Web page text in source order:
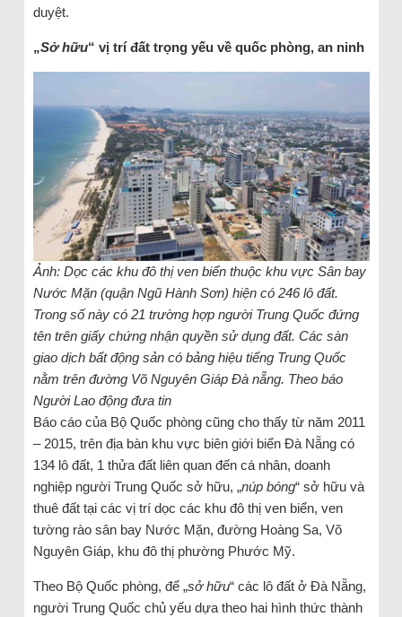
duyệt.
„Sở hữu“ vị trí đất trọng yếu về quốc phòng, an ninh
Ảnh: Dọc các khu đô thị ven biển thuộc khu vực Sân bay
Nước Mặn (quận Ngũ Hành Sơn) hiện có 246 lô đất.
Trong số này có 21 trường hợp người Trung Quốc đứng
tên trên giấy chứng nhận quyền sử dụng đất. Các sàn
giao dịch bất động sản có bảng hiệu tiếng Trung Quốc
nằm trên đường Võ Nguyên Giáp Đà nẵng. Theo báo
Người Lao động đưa tin
Báo cáo của Bộ Quốc phòng cũng cho thấy từ năm 2011
– 2015, trên địa bàn khu vực biên giới biển Đà Nẵng có
134 lô đất, 1 thửa đất liên quan đến cá nhân, doanh
nghiệp người Trung Quốc sở hữu, „núp bóng“ sở hữu và
thuê đất tại các vị trí dọc các khu đô thị ven biển, ven
tường rào sân bay Nước Mặn, đường Hoàng Sa, Võ
Nguyên Giáp, khu đô thị phường Phước Mỹ.
Theo Bộ Quốc phòng, để „sở hữu“ các lô đất ở Đà Nẵng,
người Trung Quốc chủ yếu dựa theo hai hình thức thành